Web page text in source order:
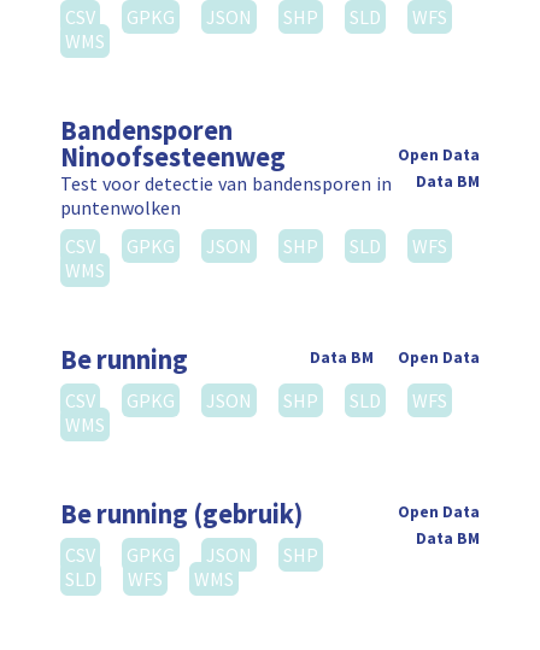
CSV GPKG JSON SHP SLD
WFS
WMS
Bandensporen
Ninoofsesteenweg
Open Data
Data BM
Test voor detectie van bandensporen in
puntenwolken
CSV
GPKG JSON SHP SLD
WFS
WMS
Be running Open Data
Data BM
CSV GPKG JSON SHP SLD
WFS
WMS
Be running (gebruik)
Open Data
Data BM
CSV GPKG JSON
SHP
SLD
WFS WMS